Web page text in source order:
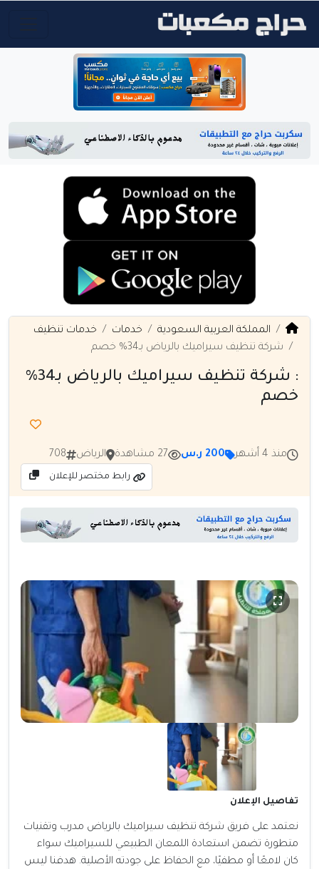
المملكة العربية السعودية خدمات
خدمات تنظيف
شركة تنظيف سيراميك بالرياض بـ34% خصم
: شركة تنظيف سيراميك بالرياض بـ34%
خصم
منذ 4 أشهر 200 ر.س 27 مشاهدة الرياض 708
رابط مختصر للإعلان
تفاصيل الإعلان
نعتمد على فريق شركة تنظيف سيراميك بالرياض مدرب وتقنيات
متطورة تضمن استعادة اللمعان الطبيعي للسيراميك سواء
كان لامعًا أو مطفيًا، مع الحفاظ على جودته الأصلية. هدفنا ليس